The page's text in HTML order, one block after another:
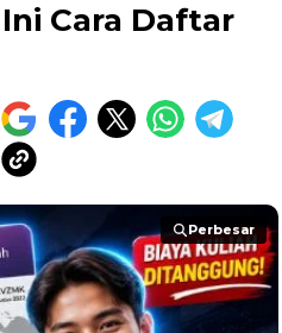
Cara Daftar
Perbesar
Perbesar